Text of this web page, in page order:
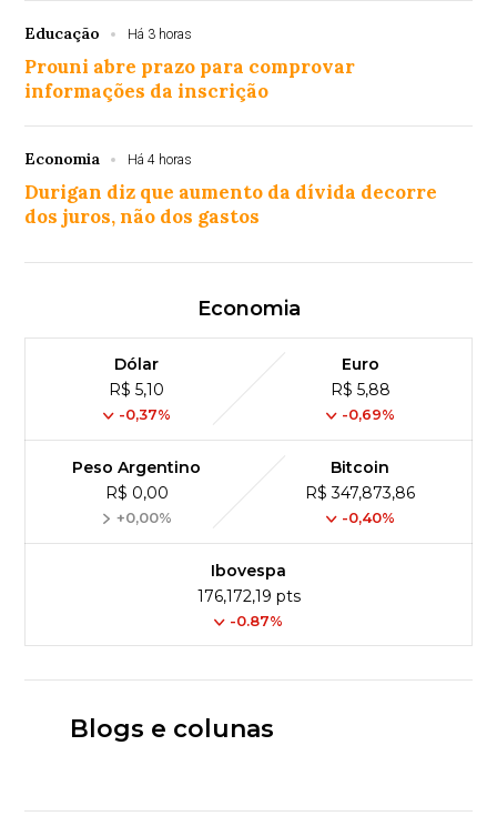
Educação Há 3 horas
Prouni abre prazo para comprovar
informações da inscrição
Economia Há 4 horas
Durigan diz que aumento da dívida decorre
dos juros, não dos gastos
Economia
Dólar
R$ 5,10
-0,37%
Euro
R$ 5,88
-0,69%
Peso Argentino
R$ 0,00
+0,00%
Bitcoin
R$ 347,873,86
-0,40%
Ibovespa
176,172,19 pts
-0.87%
Blogs e colunas